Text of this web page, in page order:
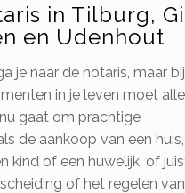
in Tilburg,
en Udenhout
je naar de notaris, maar
in je leven moet
gaat om prachtige
de aankoop van een
kind of een huwelijk, of
of het regelen